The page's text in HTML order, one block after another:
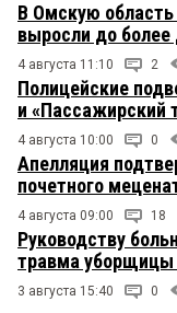
В Омскую область
выросли до более
4 августа 11:10 2
Полицейские
и «Пассажирский
4 августа 10:00 0
Апелляция
почетного
4 августа 09:00 18
Руководству
травма уборщицы
3 августа 15:40 0